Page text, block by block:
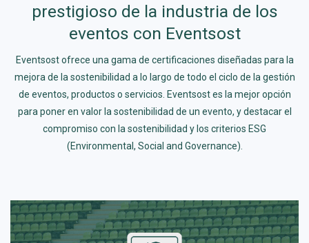
prestigioso de la industria de los
eventos con Eventsost
Eventsost ofrece una gama de certificaciones diseñadas para la
mejora de la sostenibilidad a lo largo de todo el ciclo de la gestión
de eventos, productos o servicios. Eventsost es la mejor opción
para poner en valor la sostenibilidad de un evento, y destacar el
compromiso con la sostenibilidad y los criterios ESG
(Environmental, Social and Governance).